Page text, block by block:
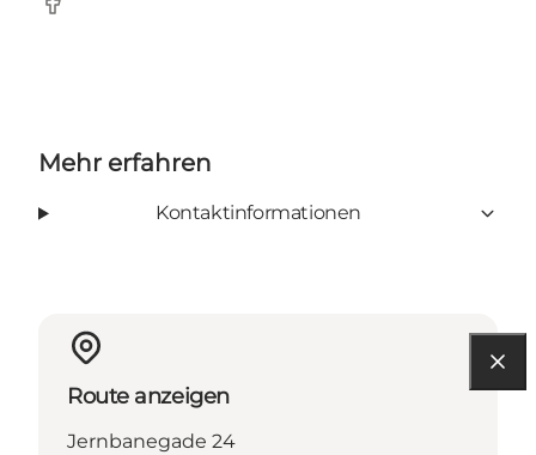
Facebook
Mehr erfahren
Kontaktinformationen
Route anzeigen
Jernbanegade 24